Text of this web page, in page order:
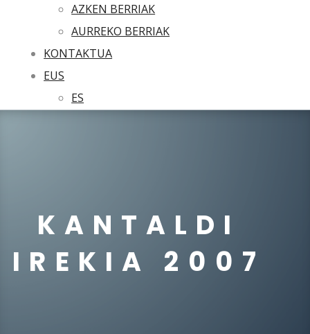
AZKEN BERRIAK
AURREKO BERRIAK
KONTAKTUA
EUS
ES
KANTALDI
IREKIA 2007